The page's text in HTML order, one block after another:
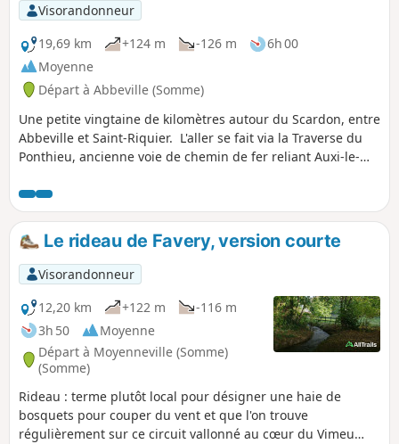
Visorandonneur
19,69 km
+124 m -126 m
6h 00
Moyenne
Départ à Abbeville (Somme)
Une petite vingtaine de kilomètres autour du Scardon, entre
Abbeville et Saint-Riquier. L'aller se fait via la Traverse du
Ponthieu, ancienne voie de chemin de fer reliant Auxi-le-
la vallée.
Le rideau de Favery, version courte
Visorandonneur
12,20 km
+122 m
-116 m
3h 50
Moyenne
Départ à Moyenneville (Somme)
(Somme)
Rideau : terme plutôt local pour désigner une haie de
bosquets pour couper du vent et que l'on trouve
régulièrement sur ce circuit vallonné au cœur du Vimeu